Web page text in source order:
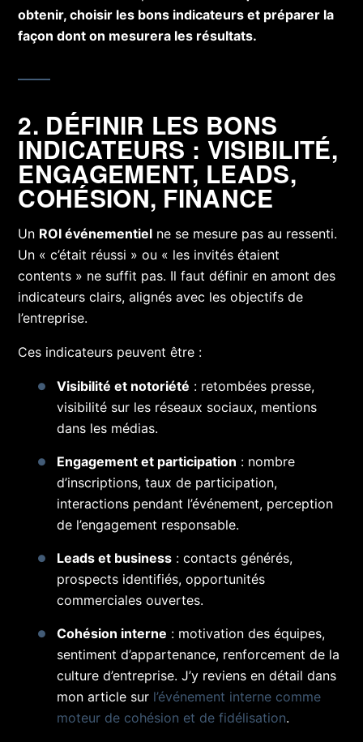
obtenir, choisir les bons indicateurs et préparer la
façon dont on mesurera les résultats.
2. DÉFINIR LES BONS
INDICATEURS : VISIBILITÉ,
ENGAGEMENT, LEADS,
COHÉSION, FINANCE
Un ROI événementiel ne se mesure pas au ressenti.
Un « c’était réussi » ou « les invités étaient
contents » ne suffit pas. Il faut définir en amont des
indicateurs clairs, alignés avec les objectifs de
l’entreprise.
Ces indicateurs peuvent être :
Visibilité et notoriété : retombées presse,
visibilité sur les réseaux sociaux, mentions
dans les médias.
Engagement et participation : nombre
d’inscriptions, taux de participation,
interactions pendant l’événement, perception
de l’engagement responsable.
Leads et business : contacts générés,
prospects identifiés, opportunités
commerciales ouvertes.
Cohésion interne : motivation des équipes,
sentiment d’appartenance, renforcement de la
culture d’entreprise. J’y reviens en détail dans
mon article sur l’événement interne comme
moteur de cohésion et de fidélisation.